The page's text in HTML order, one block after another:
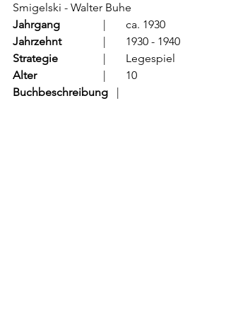
Smigelski - Walter Buhe
Jahrgang
		  |	ca. 1930
Jahrzehnt
		  |	1930 - 1940
Strategie
		  |	Legespiel
Alter
			  |	10
Buchbeschreibung